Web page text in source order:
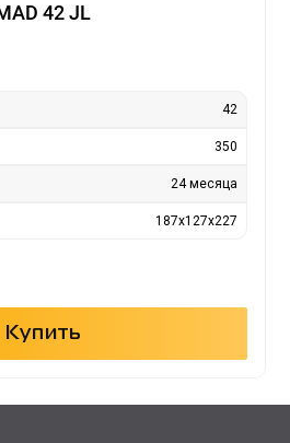
42 JL
42
350
24 месяца
187x127x227
Купить